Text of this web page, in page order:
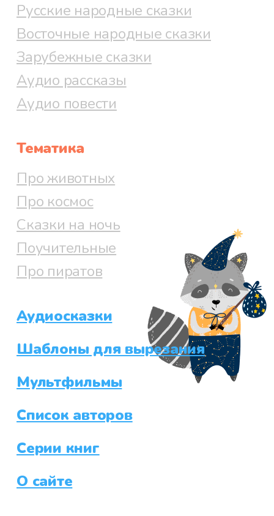
Русские народные сказки
Восточные народные сказки
Зарубежные сказки
Аудио рассказы
Аудио повести
Тематика
Про животных
Про космос
Сказки на ночь
Поучительные
Про пиратов
Аудиосказки
Шаблоны для вырезания
Мультфильмы
Список авторов
Серии книг
О сайте